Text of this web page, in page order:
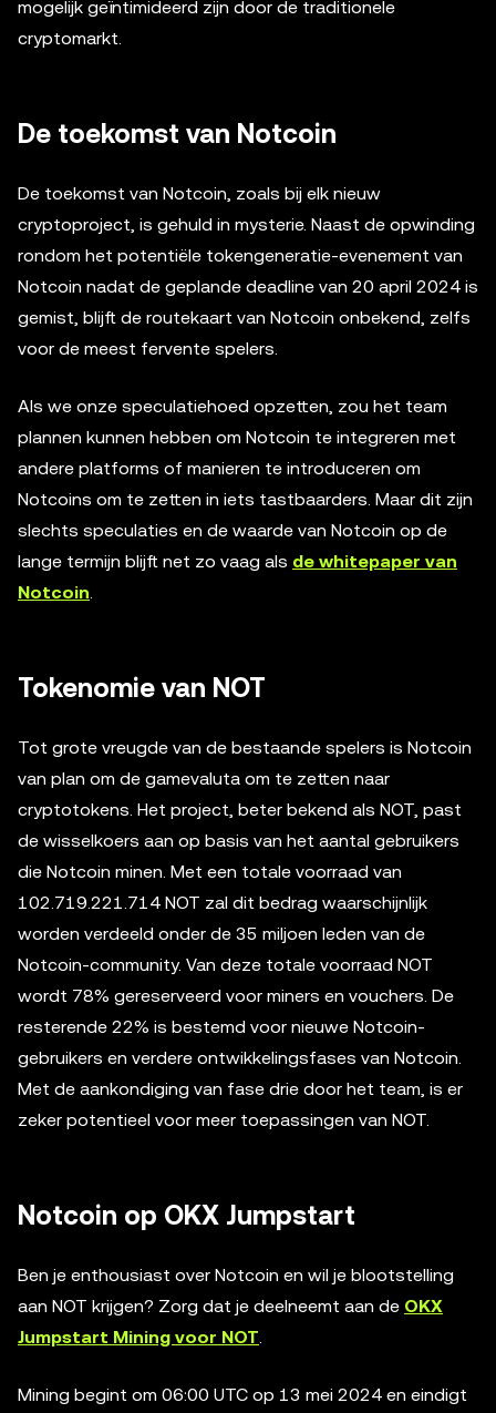
mogelijk geïntimideerd zijn door de traditionele
cryptomarkt.
De toekomst van Notcoin
De toekomst van Notcoin, zoals bij elk nieuw
cryptoproject, is gehuld in mysterie. Naast de opwinding
rondom het potentiële tokengeneratie-evenement van
Notcoin nadat de geplande deadline van 20 april 2024 is
gemist, blijft de routekaart van Notcoin onbekend, zelfs
voor de meest fervente spelers.
Als we onze speculatiehoed opzetten, zou het team
plannen kunnen hebben om Notcoin te integreren met
andere platforms of manieren te introduceren om
Notcoins om te zetten in iets tastbaarders. Maar dit zijn
slechts speculaties en de waarde van Notcoin op de
lange termijn blijft net zo vaag als de whitepaper van
Notcoin.
Tokenomie van NOT
Tot grote vreugde van de bestaande spelers is Notcoin
van plan om de gamevaluta om te zetten naar
cryptotokens. Het project, beter bekend als NOT, past
de wisselkoers aan op basis van het aantal gebruikers
die Notcoin minen. Met een totale voorraad van
102.719.221.714 NOT zal dit bedrag waarschijnlijk
worden verdeeld onder de 35 miljoen leden van de
Notcoin-community. Van deze totale voorraad NOT
wordt 78% gereserveerd voor miners en vouchers. De
resterende 22% is bestemd voor nieuwe Notcoin-
gebruikers en verdere ontwikkelingsfases van Notcoin.
Met de aankondiging van fase drie door het team, is er
zeker potentieel voor meer toepassingen van NOT.
Notcoin op OKX Jumpstart
Ben je enthousiast over Notcoin en wil je blootstelling
aan NOT krijgen? Zorg dat je deelneemt aan de OKX
Jumpstart Mining voor NOT.
Mining begint om 06:00 UTC op 13 mei 2024 en eindigt